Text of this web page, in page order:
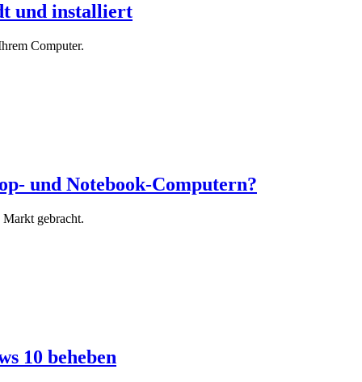
und installiert
Computer.
und Notebook-Computern?
gebracht.
10 beheben